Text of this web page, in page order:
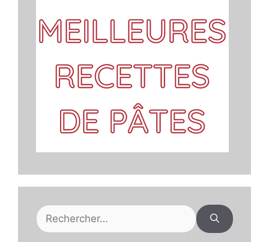
Rechercher :